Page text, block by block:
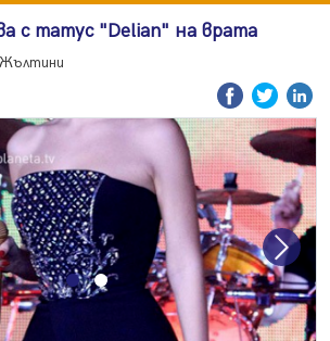
с татус "Delian" на врата
Next